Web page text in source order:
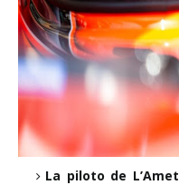
La piloto de